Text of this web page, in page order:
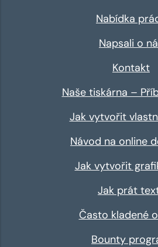
Nabídka
Napsali o
Kontakt
Naše tiskárna –
Jak vytvořit
Návod na online
Jak vytvořit
Jak prát
Často kladené
Bounty